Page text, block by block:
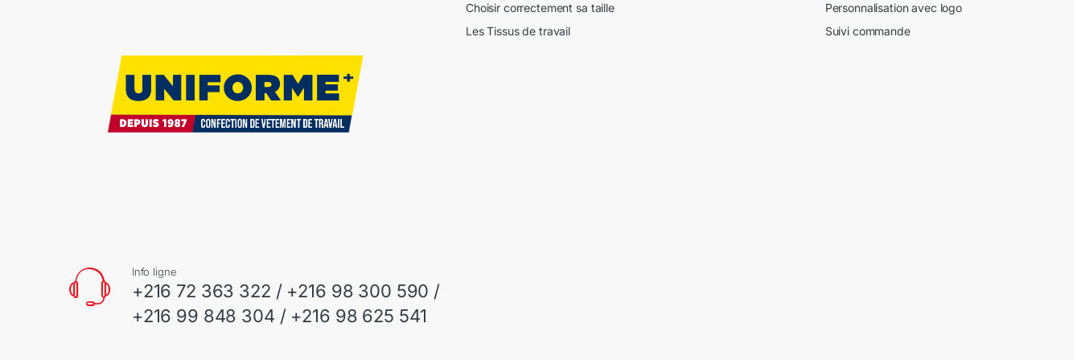
Info ligne
+216 72 363 322 / +216 98 300 590 /
+216 99 848 304 / +216 98 625 541
Choisir correctement sa taille
Les Tissus de travail
Personnalisation avec logo
Suivi commande